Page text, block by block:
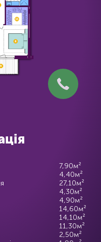
7,90м²
4,40м²
27,10м²
4,30м²
4,90м²
14,60м²
14,10м²
11,30м²
2,50м²